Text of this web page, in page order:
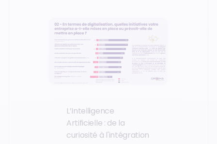
L’Intelligence
Artificielle : de la
curiosité à l'intégration